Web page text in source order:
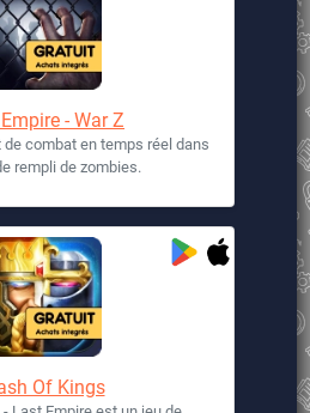
- War Z
combat en temps réel dans
rempli de zombies.
Of Kings